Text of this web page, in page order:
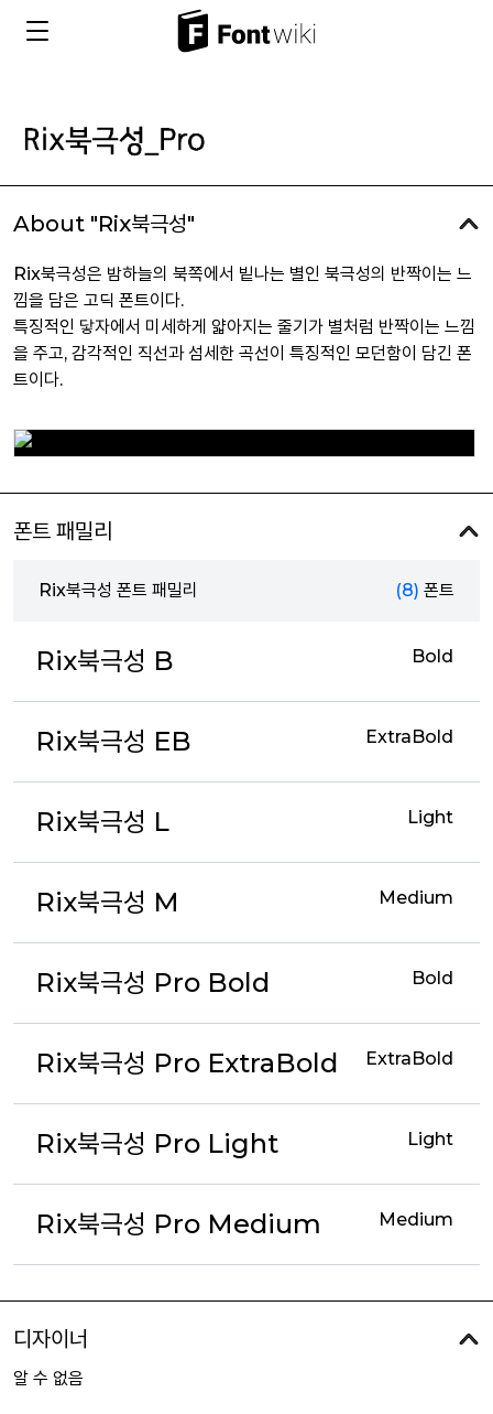
About "Rix북극성"
Rix북극성은 밤하늘의 북쪽에서 빝나는 별인 북극성의 반짝이는 느
낌을 담은 고딕 폰트이다.
특징적인 닿자에서 미세하게 얇아지는 줄기가 별처럼 반짝이는 느낌
을 주고, 감각적인 직선과 섬세한 곡선이 특징적인 모던함이 담긴 폰
트이다.
폰트 패밀리
Rix북극성 폰트 패밀리 (8) 폰트
Rix북극성 B Bold
Rix북극성 EB ExtraBold
Rix북극성 L Light
Rix북극성 M Medium
Rix북극성 Pro Bold Bold
Rix북극성 Pro ExtraBold ExtraBold
Rix북극성 Pro Light Light
Rix북극성 Pro Medium Medium
디자이너
알 수 없음